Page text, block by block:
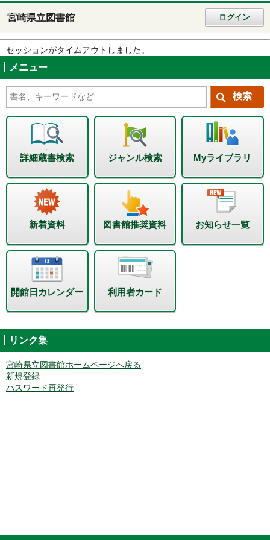
宮崎県立図書館 ログイン
セッションがタイムアウトしました。
メニュー
詳細蔵書検索 ジャンル検索 Myライブラリ
新着資料 図書館推奨資料 お知らせ一覧
開館日カレンダー 利用者カード
リンク集
宮崎県立図書館ホームページへ戻る
新規登録
パスワード再発行